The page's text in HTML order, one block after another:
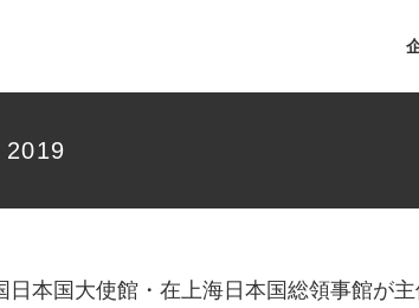
2019
日本国大使館・在上海日本国総領事館が